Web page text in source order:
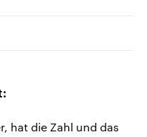
hat die Zahl und das